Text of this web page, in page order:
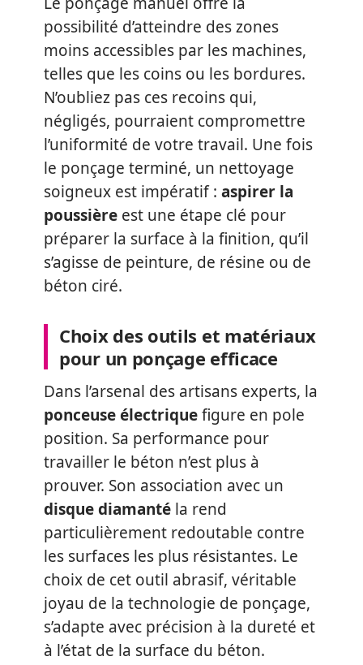
possibilité d’atteindre des zones
moins accessibles par les machines,
telles que les coins ou les bordures.
N’oubliez pas ces recoins qui,
négligés, pourraient compromettre
l’uniformité de votre travail. Une fois
le ponçage terminé, un nettoyage
soigneux est impératif : aspirer la
poussière est une étape clé pour
préparer la surface à la finition, qu’il
s’agisse de peinture, de résine ou de
béton ciré.
Choix des outils et matériaux
pour un ponçage efficace
Dans l’arsenal des artisans experts, la
ponceuse électriquefigure en pole
position. Sa performance pour
travailler le béton n’est plus à
prouver. Son association avec un
disque diamanté la rend
particulièrement redoutable contre
les surfaces les plus résistantes. Le
choix de cet outil abrasif, véritable
joyau de la technologie de ponçage,
s’adapte avec précision à la dureté et
à l’état de la surface du béton.